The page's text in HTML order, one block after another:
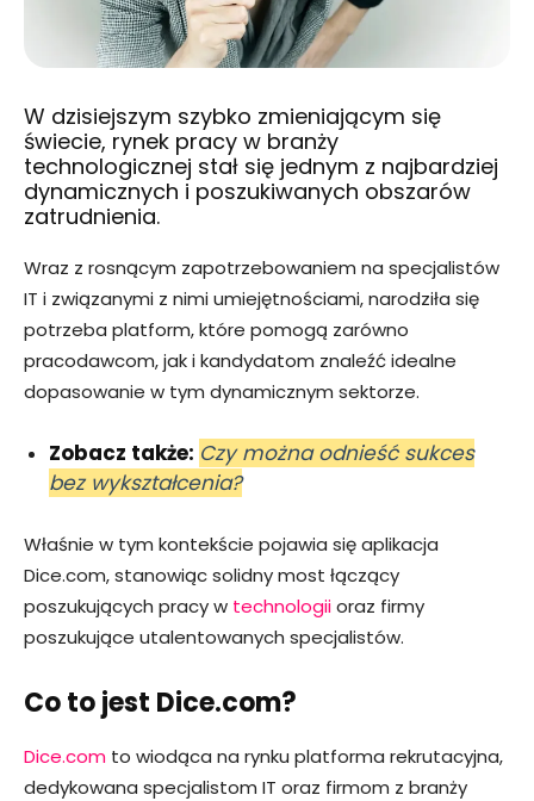
W dzisiejszym szybko zmieniającym się
świecie, rynek pracy w branży
technologicznej stał się jednym z najbardziej
dynamicznych i poszukiwanych obszarów
zatrudnienia.
Wraz z rosnącym zapotrzebowaniem na specjalistów
IT i związanymi z nimi umiejętnościami, narodziła się
potrzeba platform, które pomogą zarówno
pracodawcom, jak i kandydatom znaleźć idealne
dopasowanie w tym dynamicznym sektorze.
Zobacz także: Czy można odnieść sukces
bez wykształcenia?
Właśnie w tym kontekście pojawia się aplikacja
Dice.com, stanowiąc solidny most łączący
poszukujących pracy w technologiioraz firmy
poszukujące utalentowanych specjalistów.
Co to jest Dice.com?
Dice.com to wiodąca na rynku platforma rekrutacyjna,
dedykowana specjalistom IT oraz firmom z branży